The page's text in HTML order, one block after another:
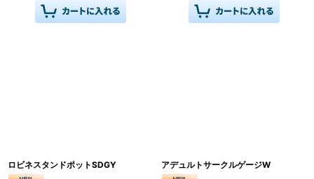
ロビネスタンドポットSDGY アデュルトサークルゲージW